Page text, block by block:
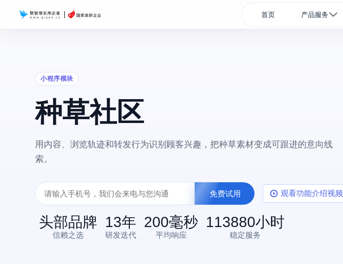
首页 产品服务
小程序模块
种草社区
用内容、浏览轨迹和转发行为识别顾客兴趣，把种草素材变成可跟进的意向线
索。
免费试用 观看功能介绍视频
头部品牌 13年 200毫秒 113880小时
信赖之选 研发迭代 平均响应 稳定服务